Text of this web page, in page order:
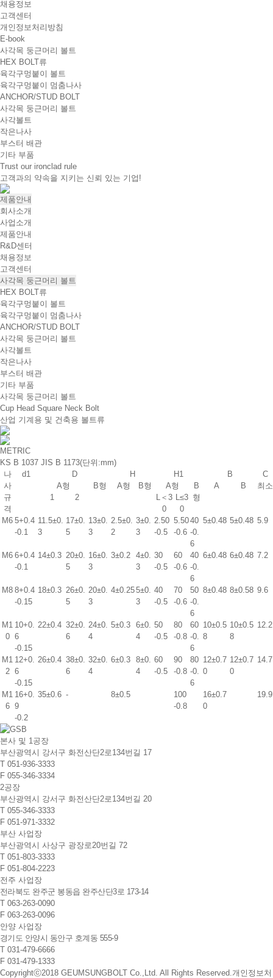
채용정보
고객센터
개인정보처리방침
E-book
사각목 둥근머리 볼트
HEX BOLT류
육각구멍붙이 볼트
육각구멍붙이 멈춤나사
ANCHOR/STUD BOLT
사각목 둥근머리 볼트
사각볼트
작은나사
부스터 배관
기타 부품
Trust our ironclad rule
고객과의 약속을 지키는 신뢰 있는 기업!
제품안내
회사소개
사업소개
제품안내
R&D센터
채용정보
고객센터
사각목 둥근머리 볼트
HEX BOLT류
육각구멍붙이 볼트
육각구멍붙이 멈춤나사
ANCHOR/STUD BOLT
사각목 둥근머리 볼트
사각볼트
작은나사
부스터 배관
기타 부품
사각목 둥근머리 볼트
Cup Head Square Neck Bolt
산업 기계용 및 건축용 볼트류
METRIC
KS B 1037 JIS B 1173(단위:mm)
나
사
규
격
d1 D H H1 B
C
최소
A형 B형 A형 B형 A형
B
형
A
B
1
2
L＜3
0
L≤3
0
M6 5+0.4
-0.1
11.5±0.
3
17±0.
5
13±0.
3
2.5±0.
2
3±0.
3
2.50
-0.5
5.50
-0.6
40
-0.
6
5±0.48 5±0.48 5.9
M6 6+0.4
-0.1
14±0.3 20±0.
5
16±0.
3
3±0.2 4±0.
3
30
-0.5
60
-0.6
40
-0.
6
6±0.48 6±0.48 7.2
M8 8+0.4
-0.15
18±0.3 26±0.
5
20±0.
3
4±0.255±0.
3
40
-0.5
70
-0.6
50
-0.
6
8±0.48 8±0.58 9.6
M1
0
10+0.
6
-0.15
22±0.4 32±0.
6
24±0.
4
5±0.3 6±0.
4
50
-0.5
80
-0.8
60
-0.
6
10±0.5
8
10±0.5
8
12.2
M1
2
12+0.
6
-0.15
26±0.4 38±0.
6
32±0.
4
6±0.3 8±0.
4
60
-0.5
90
-0.8
80
-0.
6
12±0.7
0
12±0.7
0
14.7
M1
6
16+0.
9
-0.2
35±0.6 - 8±0.5 100
-0.8
16±0.7
0
19.9
본사 및 1공장
부산광역시 강서구 화전산단2로134번길 17
T 051-936-3333
F 055-346-3334
2공장
부산광역시 강서구 화전산단2로134번길 20
T 055-346-3333
F 051-971-3332
부산 사업장
부산광역시 사상구 광장로20번길 72
T 051-803-3333
F 051-804-2223
전주 사업장
전라북도 완주군 봉동읍 완주산단3로 173-14
T 063-263-0090
F 063-263-0096
안양 사업장
경기도 안양시 동안구 호계동 555-9
T 031-479-6666
F 031-479-1333
Copyrightⓒ2018 GEUMSUNGBOLT Co.,Ltd. All Rights Reserved.개인정보처